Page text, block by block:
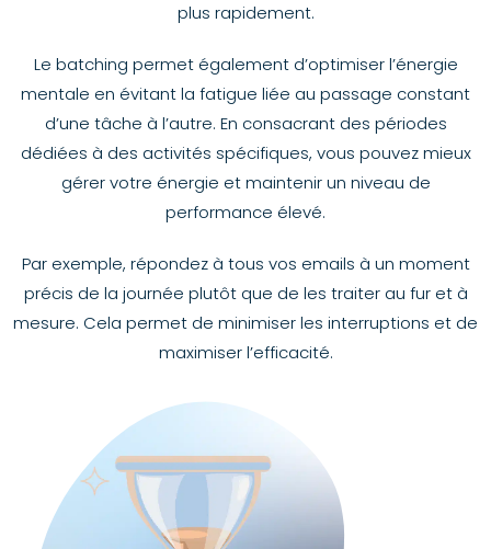
plus rapidement.
Le batching permet également d’optimiser l’énergie
mentale en évitant la fatigue liée au passage constant
d’une tâche à l’autre. En consacrant des périodes
dédiées à des activités spécifiques, vous pouvez mieux
gérer votre énergie et maintenir un niveau de
performance élevé.
Par exemple, répondez à tous vos emails à un moment
précis de la journée plutôt que de les traiter au fur et à
mesure. Cela permet de minimiser les interruptions et de
maximiser l’efficacité.